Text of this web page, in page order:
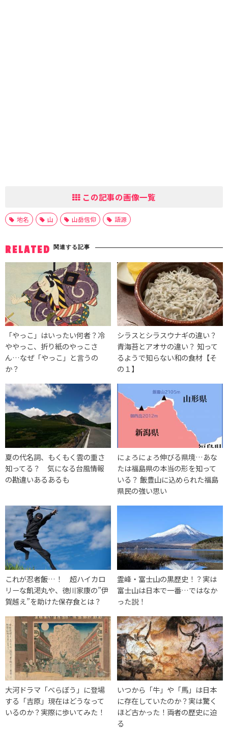
この記事の画像一覧
地名 山 山岳信仰 語源
RELATED 関連する記事
「やっこ」はいったい何者？冷
ややっこ、折り紙のやっこさ
ん…なぜ「やっこ」と言うの
か？
シラスとシラスウナギの違い？
青海苔とアオサの違い？ 知って
るようで知らない和の食材【そ
の１】
夏の代名詞、もくもく雲の重さ
知ってる？ 気になる台風情報
の勘違いあるあるも
にょろにょろ伸びる県境…あな
たは福島県の本当の形を知って
いる？ 飯豊山に込められた福島
県民の強い思い
これが忍者飯…！ 超ハイカロ
リーな飢渇丸や、徳川家康の”伊
賀越え”を助けた保存食とは？
霊峰・富士山の黒歴史！？実は
富士山は日本で一番…ではなか
った説！
大河ドラマ「べらぼう」に登場
する「吉原」現在はどうなって
いるのか？実際に歩いてみた！
いつから「牛」や「馬」は日本
に存在していたのか？実は驚く
ほど古かった！両者の歴史に迫
る